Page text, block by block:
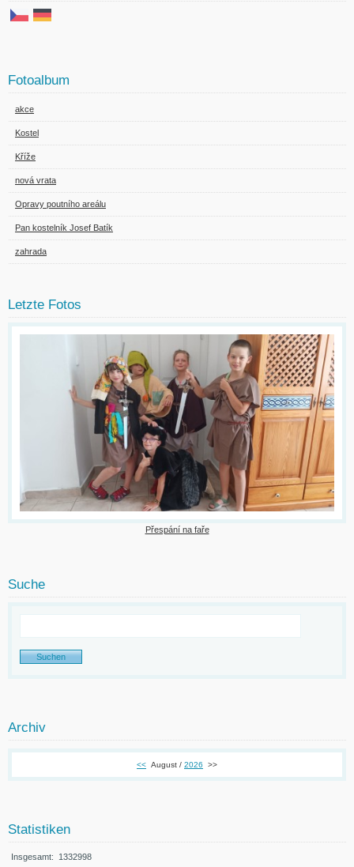
Fotoalbum
akce
Kostel
Kříže
nová vrata
Opravy poutního areálu
Pan kostelník Josef Batík
zahrada
Letzte Fotos
Přespání na faře
Suche
Archiv
<< August / 2026 >>
Statistiken
Insgesamt: 1332998